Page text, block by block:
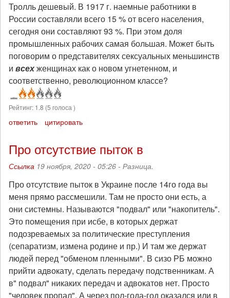
Тролль дешевый. В 1917 г. наемные работники в
России составляли всего 15 % от всего населения,
сегодня они составляют 93 %. При этом доля
промышленных рабочих самая большая. Может быть
поговорим о представителях сексуальных меньшинств
и всехженщинах как о новом угнетенном, и
соответственно, революционном классе?
Рейтинг: 1.8 (5 голоса )
ответить цитировать
Про отсутствие пыток в
Ссылка 19 ноября, 2020 - 05:26 - Разница.
Про отсутствие пыток в Украине после 14го года вы
меня прямо рассмешили. Там не просто они есть, а
они системны. Называются "подвал" или "накопитель".
Это помещения при исбе, в которых держат
подозреваемых за политические преступления
(сепаратизм, измена родине и пр.) И там же держат
людей перед "обменом пленными". В сизо РБ можно
прийти адвокату, сделать передачу подственникам. А
в" подвал" никаких передач и адвокатов нет. Просто
"человек пропал". А через пол-года-год оказался или в